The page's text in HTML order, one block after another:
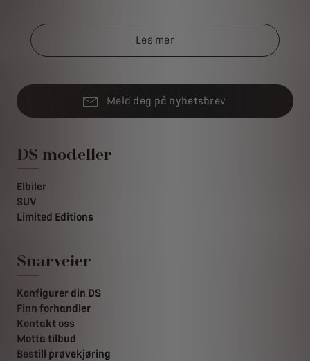
Les mer
Meld deg på nyhetsbrev
DS modeller
Elbiler
SUV
Limited Editions
Snarveier
Konfigurer din DS
Finn forhandler
Kontakt oss
Motta tilbud
Bestill prøvekjøring